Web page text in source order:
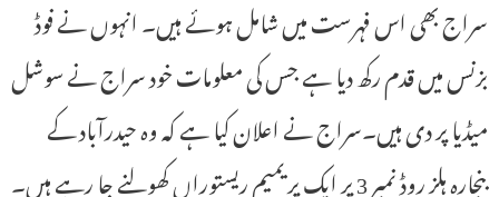
سراج بھی اس فہرست میں شامل ہوئے ہیں۔ انہوں نے فوڈ
بزنس میں قدم رکھ دیا ہے جس کی معلومات خود سراج نے سوشل
میڈیا پر دی ہیں۔سراج نے اعلان کیا ہے کہ وہ حیدرآباد کے
بنجارہ ہلز روڈ نمبر 3 پر ایک پریمیم ریستوراں کھولنے جا رہے ہیں۔